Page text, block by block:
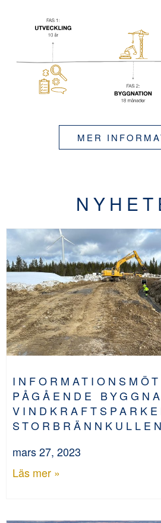
MER
PÅGÅENDE
STORBRÄNNKULLEN
mars 27, 2023
Läs mer »